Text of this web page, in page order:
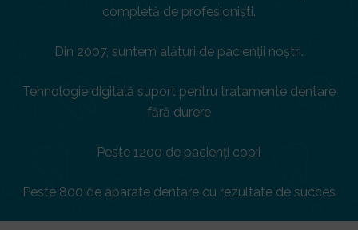
completă de profesioniști.
Din 2007, suntem alături de pacienții noștri.
Tehnologie digitală suport pentru tratamente dentare
fără durere
Peste 1200 de pacienți copii
Peste 800 de aparate dentare cu rezultate de succes